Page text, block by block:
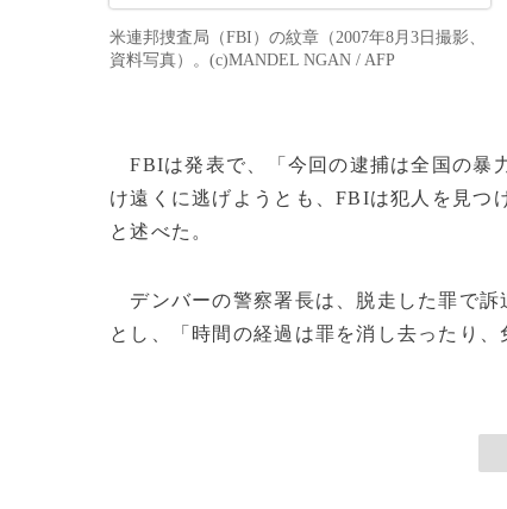
米連邦捜査局（FBI）の紋章（2007年8月3日撮影、
資料写真）。(c)MANDEL NGAN / AFP
FBIは発表で、「今回の逮捕は全国の暴
け遠くに逃げようとも、FBIは犯人を見つ
と述べた。
デンバーの警察署長は、脱走した罪で訴
とし、「時間の経過は罪を消し去ったり